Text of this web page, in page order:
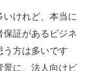
いけれど、本当に
証があるビジネ
方は多いです
景に、法人向けビ